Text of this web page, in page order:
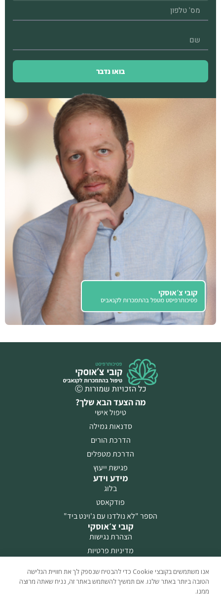
בואו נדבר
קובי צ׳אוסקי
פסיכותרפיסט מטפל בהתמכרות לקנאביס
כל הזכויות שמורות Ⓒ
מה הצעד הבא שלך?
טיפול אישי
סדנאות גמילה
הדרכת הורים
הדרכת מטפלים
פגישת ייעוץ
מידע וידע
בלוג
פודקאסט
הספר "לא נולדנו עם ג'וינט ביד"
קובי צ׳אוסקי
הצהרת נגישות
מדיניות פרטיות
דברו איתי
054-306-6980
אנו משתמשים בקובצי Cookie כדי להבטיח שנספק לך את חוויית הגלישה
הטובה ביותר באתר שלנו. אם תמשיך להשתמש באתר זה, נניח שאתה מרוצה
ממנו.